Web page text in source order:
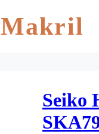
Makril
Seiko